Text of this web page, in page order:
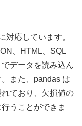
対応しています。
、HTML、SQL
データを読み込ん
また、pandas は
ており、欠損値の
うことができま